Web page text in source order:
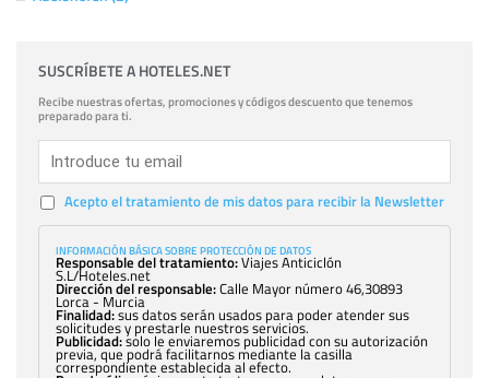
SUSCRÍBETE A HOTELES.NET
Recibe nuestras ofertas, promociones y códigos descuento que tenemos
preparado para ti.
Acepto el tratamiento de mis datos para recibir la Newsletter
INFORMACIÓN BÁSICA SOBRE PROTECCIÓN DE DATOS
Responsable del tratamiento:Viajes Anticiclón
S.L/Hoteles.net
Dirección del responsable:Calle Mayor número 46,30893
Lorca - Murcia
Finalidad:sus datos serán usados para poder atender sus
solicitudes y prestarle nuestros servicios.
Publicidad:solo le enviaremos publicidad con su autorización
previa, que podrá facilitarnos mediante la casilla
correspondiente establecida al efecto.